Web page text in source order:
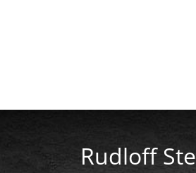
Rudloff